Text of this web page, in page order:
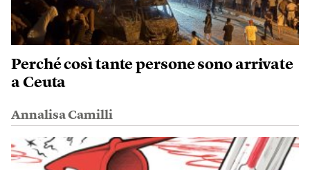
Perché così tante persone sono arrivate
a Ceuta
Annalisa Camilli